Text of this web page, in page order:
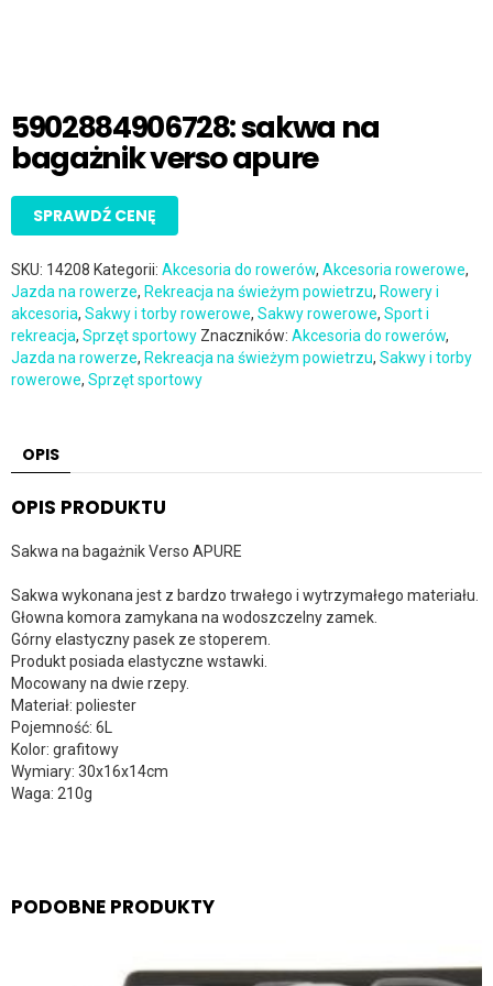
5902884906728: sakwa na
bagażnik verso apure
SPRAWDŹ CENĘ
SKU: 14208 Kategorii: Akcesoria do rowerów, Akcesoria rowerowe,
Jazda na rowerze, Rekreacja na świeżym powietrzu, Rowery i
akcesoria, Sakwy i torby rowerowe, Sakwy rowerowe, Sport i
rekreacja, Sprzęt sportowy Znaczników: Akcesoria do rowerów,
Jazda na rowerze, Rekreacja na świeżym powietrzu, Sakwy i torby
rowerowe, Sprzęt sportowy
OPIS
OPIS PRODUKTU
Sakwa na bagażnik Verso APURE
Sakwa wykonana jest z bardzo trwałego i wytrzymałego materiału.
Głowna komora zamykana na wodoszczelny zamek.
Górny elastyczny pasek ze stoperem.
Produkt posiada elastyczne wstawki.
Mocowany na dwie rzepy.
Materiał: poliester
Pojemność: 6L
Kolor: grafitowy
Wymiary: 30x16x14cm
Waga: 210g
PODOBNE PRODUKTY